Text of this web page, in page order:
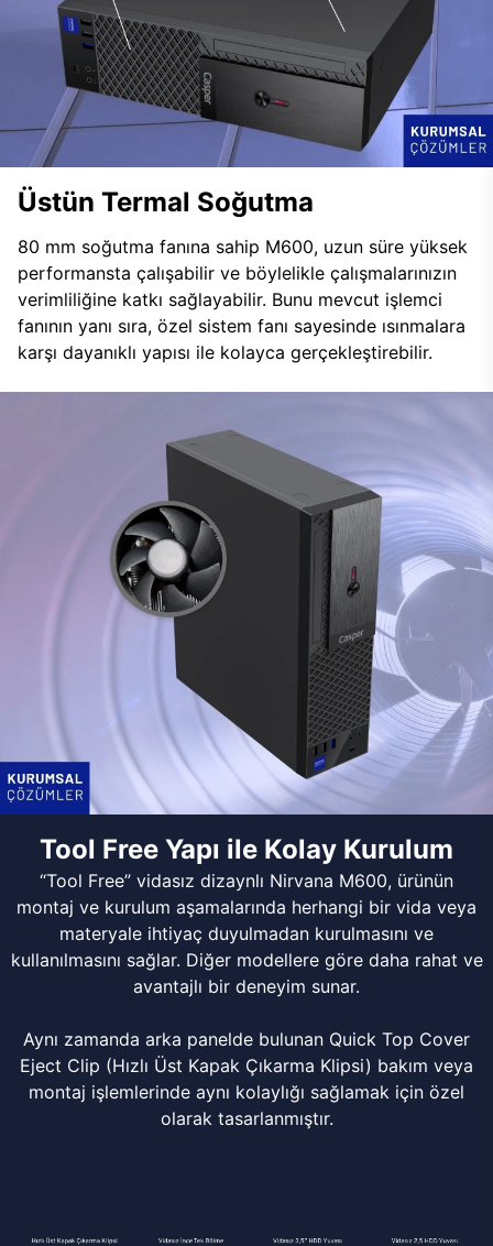
Üstün Termal Soğutma
80 mm soğutma fanına sahip M600, uzun süre yüksek
performansta çalışabilir ve böylelikle çalışmalarınızın
verimliliğine katkı sağlayabilir. Bunu mevcut işlemci
fanının yanı sıra, özel sistem fanı sayesinde ısınmalara
karşı dayanıklı yapısı ile kolayca gerçekleştirebilir.
Tool Free Yapı ile Kolay Kurulum
“Tool Free” vidasız dizaynlı Nirvana M600, ürünün
montaj ve kurulum aşamalarında herhangi bir vida veya
materyale ihtiyaç duyulmadan kurulmasını ve
kullanılmasını sağlar. Diğer modellere göre daha rahat ve
avantajlı bir deneyim sunar.
Aynı zamanda arka panelde bulunan Quick Top Cover
Eject Clip (Hızlı Üst Kapak Çıkarma Klipsi) bakım veya
montaj işlemlerinde aynı kolaylığı sağlamak için özel
olarak tasarlanmıştır.